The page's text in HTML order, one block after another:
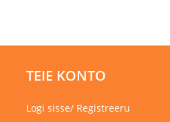
tootelehel.
TEIE KONTO
Logi sisse/ Registreeru